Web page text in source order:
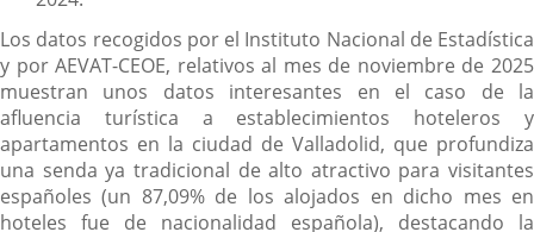
Los datos recogidos por el Instituto Nacional de Estadística
y por AEVAT-CEOE, relativos al mes de noviembre de 2025
muestran unos datos interesantes en el caso de la
afluencia turística a establecimientos hoteleros y
apartamentos en la ciudad de Valladolid, que profundiza
una senda ya tradicional de alto atractivo para visitantes
españoles (un 87,09% de los alojados en dicho mes en
hoteles fue de nacionalidad española), destacando la